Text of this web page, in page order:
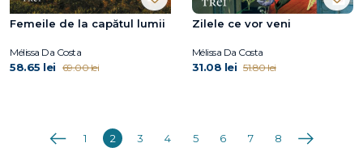
Femeile de la capătul lumii
Mélissa Da Costa
58.65 lei 69.00 lei
Zilele ce vor veni
Mélissa Da Costa
31.08 lei 51.80 lei
Anterioara
1 2 3 4 5 6 7 8 Următoarea